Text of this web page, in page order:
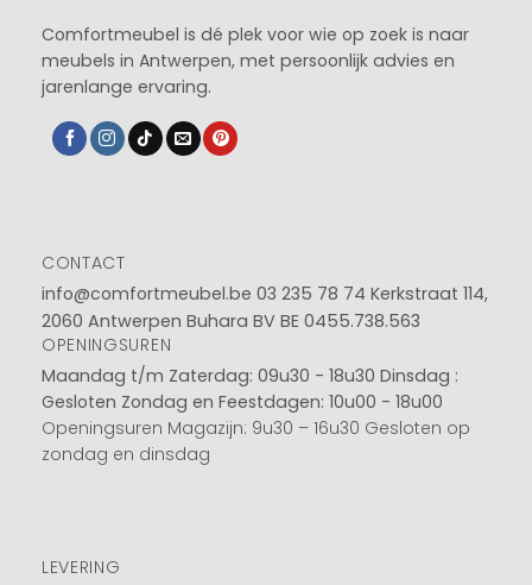
Comfortmeubel is dé plek voor wie op zoek is naar
meubels in Antwerpen, met persoonlijk advies en
jarenlange ervaring.
CONTACT
info@comfortmeubel.be 03 235 78 74 Kerkstraat 114,
2060 Antwerpen Buhara BV BE 0455.738.563
OPENINGSUREN
Maandag t/m Zaterdag: 09u30 - 18u30 Dinsdag :
Gesloten Zondag en Feestdagen: 10u00 - 18u00
Openingsuren Magazijn: 9u30 – 16u30 Gesloten op
zondag en dinsdag
LEVERING